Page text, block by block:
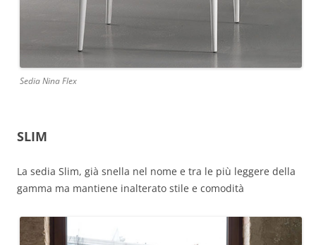
Sedia Nina Flex
SLIM
La sedia Slim, già snella nel nome e tra le più leggere della
gamma ma mantiene inalterato stile e comodità